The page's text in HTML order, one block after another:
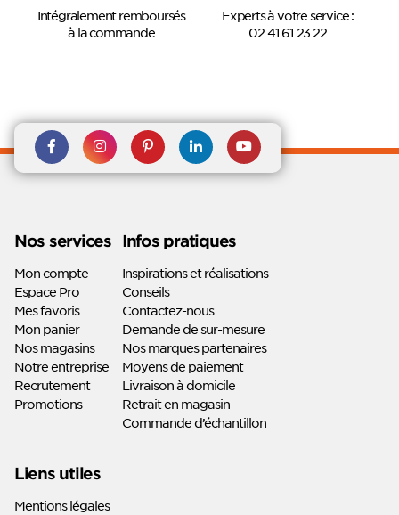
Intégralement remboursés
à la commande
Experts à votre service :
02 41 61 23 22
Rejoignez nous sur Facebook
Suivez-nous surSuivez-nous sur
Suivez- Suivez-
Nos services
Mon compte
Espace Pro
Mes favoris
Mon panier
Nos magasins
Notre entreprise
Recrutement
Promotions
Infos pratiques
Inspirations et réalisations
Conseils
Contactez-nous
Demande de sur-mesure
Nos marques partenaires
Moyens de paiement
Livraison à domicile
Retrait en magasin
Commande d’échantillon
Liens utiles
Mentions légales